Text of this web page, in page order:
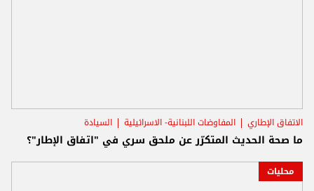
الاتفاق الإطاري المفاوضات اللبنانية- الاسرائيلية السيادة
ما صحة الحديث المتكرّر عن ملحق سري في "اتفاق الإطار"؟
محليات